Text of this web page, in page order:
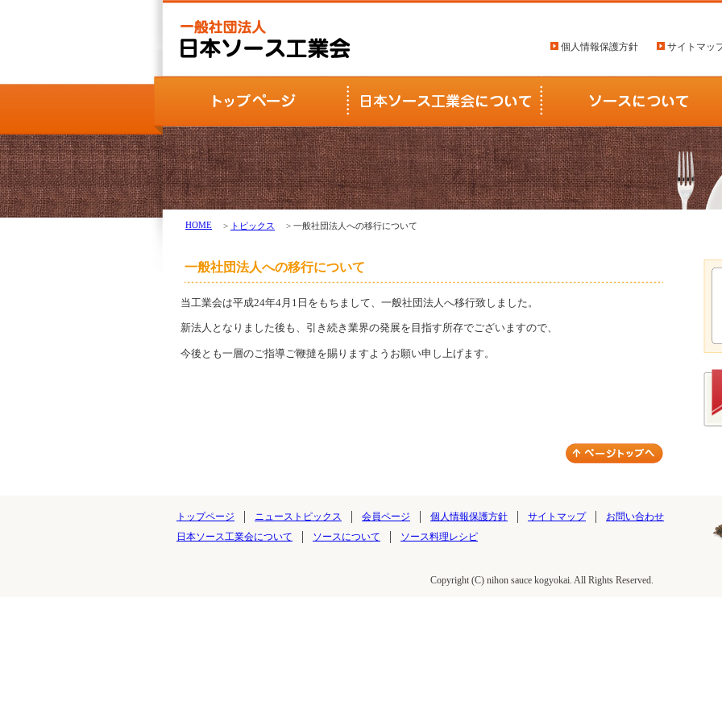
個人情報保護方針 サイトマッ
HOME > トピックス > 一般社団法人への移行について
一般社団法人への移行について
当工業会は平成24年4月1日をもちまして、一般社団法人へ移行致しました。
新法人となりました後も、引き続き業界の発展を目指す所存でございますので、
今後とも一層のご指導ご鞭撻を賜りますようお願い申し上げます。
トップページ ニューストピックス 会員ページ 個人情報保護方針 サイトマップ
お問い合わせ
日本ソース工業会について
ソースについて ソース料理レシピ
Copyright (C) nihon sauce kogyokai. All Rights Reserved.